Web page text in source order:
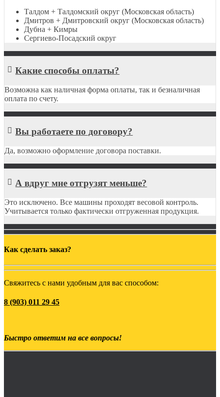
Талдом + Талдомский округ (Московская область)
Дмитров + Дмитровский округ (Московская область)
Дубна + Кимры
Сергиево-Посадский округ
Какие способы оплаты?
Возможна как наличная форма оплаты, так и безналичная
оплата по счету.
Вы работаете по договору?
Да, возможно оформление договора поставки.
А вдруг мне отгрузят меньше?
Это исключено. Все машины проходят весовой контроль.
Учитывается только фактически отгруженная продукция.
Как сделать заказ?
Свяжитесь с нами удобным для вас способом:
8 (903) 011 29 45
Быстро ответим на все вопросы!